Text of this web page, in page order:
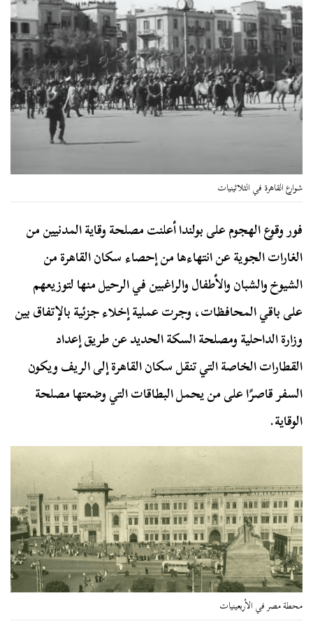
شوارع القاهرة في الثلاثينيات
فور وقوع الهجوم على بولندا أعلنت مصلحة وقاية المدنيين من
الغارات الجوية عن انتهاءها من إحصاء سكان القاهرة من
الشيوخ والشبان والأطفال والراغبين في الرحيل منها لتوزيعهم
على باقي المحافظات، وجرت عملية إخلاء جزئية بالإتفاق بين
وزارة الداحلية ومصلحة السكة الحديد عن طريق إعداد
القطارات الخاصة التي تنقل سكان القاهرة إلى الريف ويكون
السفر قاصرًا على من يحمل البطاقات التي وضعتها مصلحة
الوقاية.
محطة مصر في الأربعينيات